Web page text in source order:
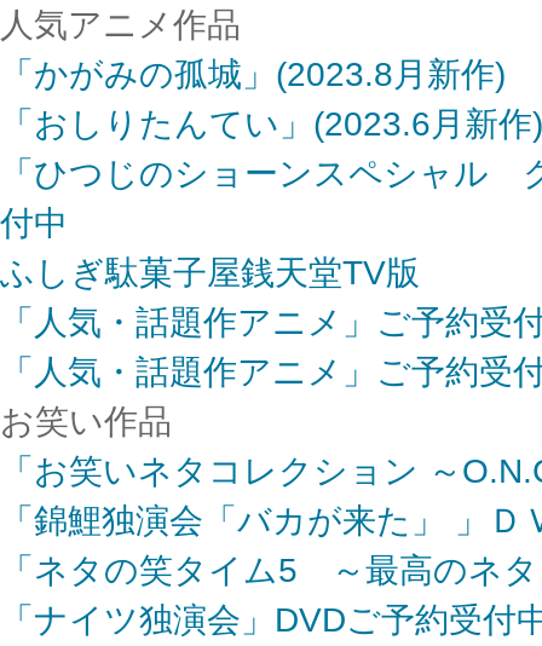
人気アニメ作品
「かがみの孤城」(2023.8月新作)
「おしりたんてい」(2023.6月新作)
「ひつじのショーンスペシャル
付中
ふしぎ駄菓子屋銭天堂TV版
「人気・話題作アニメ」ご予約受
「人気・話題作アニメ」ご予約受
お笑い作品
「お笑いネタコレクション ～
「錦鯉独演会「バカが来た」 」Ｄ
「ネタの笑タイム5 ～最高のネ
「ナイツ独演会」DVDご予約受付